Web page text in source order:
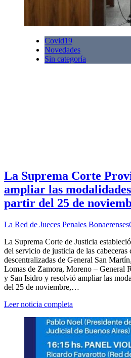
Covid19
Novedades
Sin categoría
La Suprema Corte
ampliar las
partir del 25 de
La Red de Jueces Penales Bonaerenses
La Suprema Corte de Justicia
del servicio de justicia de las cabeceras
descentralizadas de General San
Lomas de Zamora, Moreno – General
y San Isidro y resolvió ampliar las
del 25 de noviembre,…
Leer noticia completa